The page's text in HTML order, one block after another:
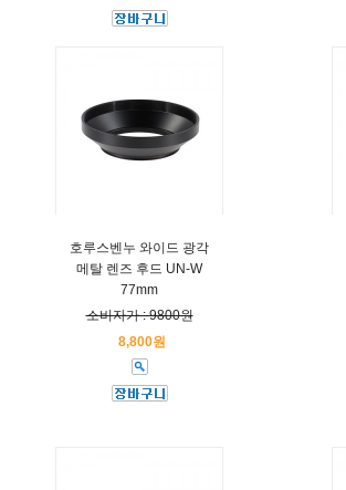
호루스벤누 와이드 광각
메탈 렌즈 후드 UN-W
77mm
소비자가 : 9800원
8,800원